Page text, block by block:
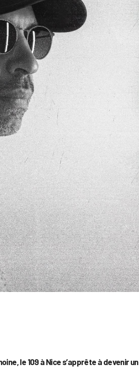
le 109 à Nice s’apprête à devenir un